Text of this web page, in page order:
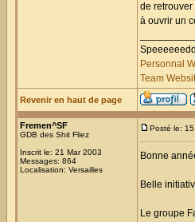
de
à ouvrir un
Personnal
Team
Revenir en haut de page
Fremen^SF
GDB des Shit Fliez
Inscrit le: 21 Mar 2003
Messages: 864
Localisation: Versailles
Posté le:
Bonne
Belle
Le groupe